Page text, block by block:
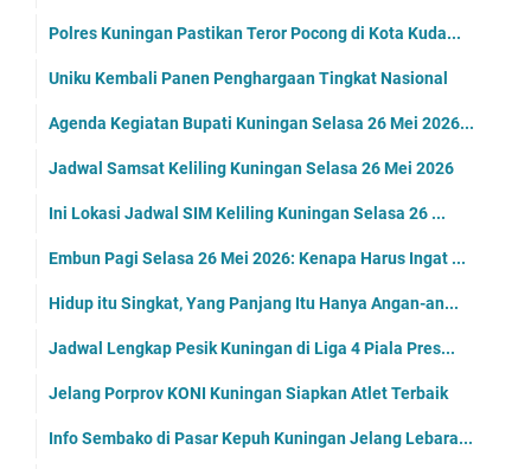
Polres Kuningan Pastikan Teror Pocong di Kota Kuda...
Uniku Kembali Panen Penghargaan Tingkat Nasional
Agenda Kegiatan Bupati Kuningan Selasa 26 Mei 2026...
Jadwal Samsat Keliling Kuningan Selasa 26 Mei 2026
Ini Lokasi Jadwal SIM Keliling Kuningan Selasa 26 ...
Embun Pagi Selasa 26 Mei 2026: Kenapa Harus Ingat ...
Hidup itu Singkat, Yang Panjang Itu Hanya Angan-an...
Jadwal Lengkap Pesik Kuningan di Liga 4 Piala Pres...
Jelang Porprov KONI Kuningan Siapkan Atlet Terbaik
Info Sembako di Pasar Kepuh Kuningan Jelang Lebara...